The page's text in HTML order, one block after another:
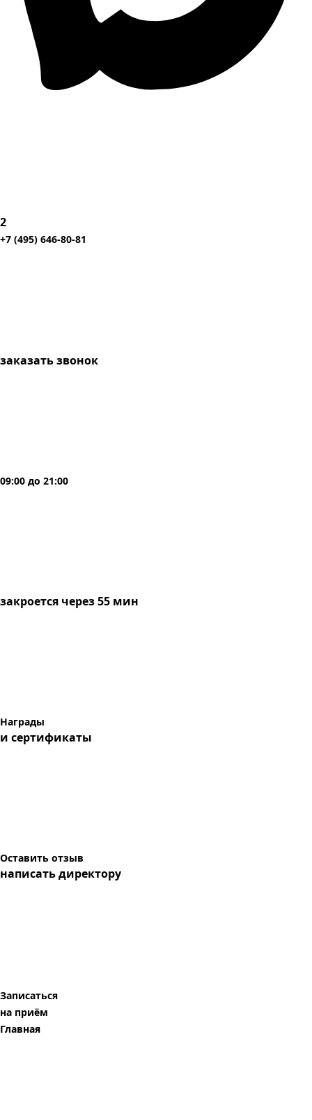
2
+7 (495) 646-80-81
заказать звонок
09:00 до 21:00
закроется через 55 мин
Награды
и сертификаты
Оставить отзыв
написать директору
Записаться
на приём
Главная